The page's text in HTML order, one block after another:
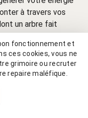
à travers vos
un arbre fait
le printemps arrive.
lancer le sort
avez les pieds
de faire effet si
fonctionnement et
ces cookies, vous ne
grimoire ou recruter
repaire maléfique.